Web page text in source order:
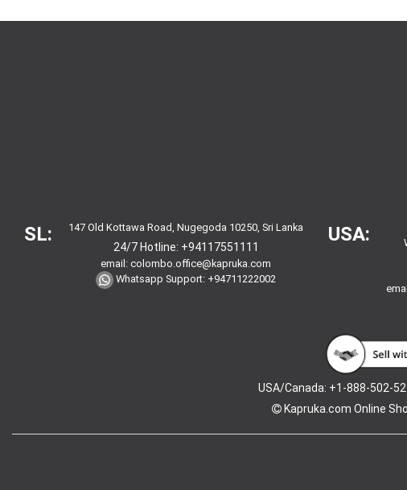
SL: 147 Old Kottawa Road, Nugegoda 10250, Sri Lanka
24/7 Hotline: +94117551111
email:colombo.office@kapruka.com
Whatsapp Support: +94711222002
USA:
USA/Canada: +1-888-502-
Kapruka.com Online